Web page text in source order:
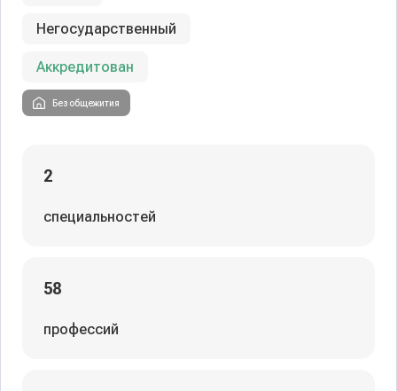
Негосударственный
Аккредитован
Без общежития
2
специальностей
58
профессий